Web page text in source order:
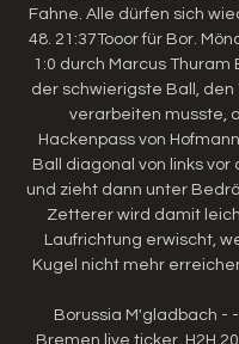
Fahne. Alle dürfen sich
48. 21:37Tooor für Bor.
1:0 durch Marcus Thuram
der schwierigste Ball, den
verarbeiten musste,
Hackenpass von
Ball diagonal von links vor
und zieht dann unter
Zetterer wird damit
Laufrichtung erwischt,
Kugel nicht mehr
Borussia M'gladbach -
Bremen live ticker, H2H